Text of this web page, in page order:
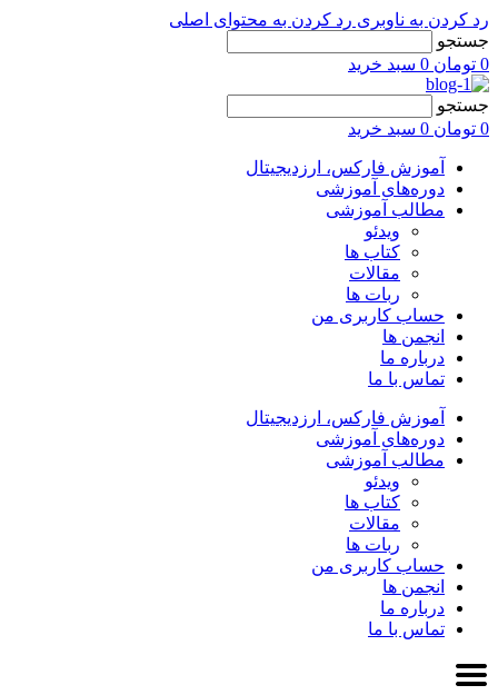
رد کردن به ناوبری رد کردن به محتوای اصلی
جستجو
0 تومان 0 سبد خرید
جستجو
0 تومان 0 سبد خرید
آموزش فارکس، ارزدیجیتال
دوره‌های آموزشی
مطالب آموزشی
ویدئو
کتاب ها
مقالات
ربات ها
حساب کاربری من
انجمن ها
درباره ما
تماس با ما
آموزش فارکس، ارزدیجیتال
دوره‌های آموزشی
مطالب آموزشی
ویدئو
کتاب ها
مقالات
ربات ها
حساب کاربری من
انجمن ها
درباره ما
تماس با ما